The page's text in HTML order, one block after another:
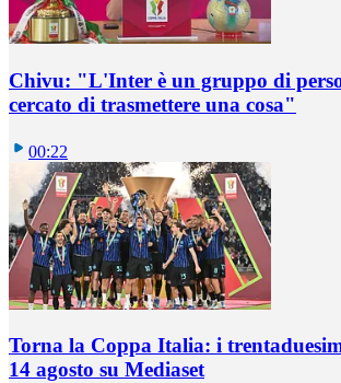
Chivu: "L'Inter è un gruppo di
cercato di trasmettere una cosa"
00:22
Torna la Coppa Italia: i
14 agosto su Mediaset